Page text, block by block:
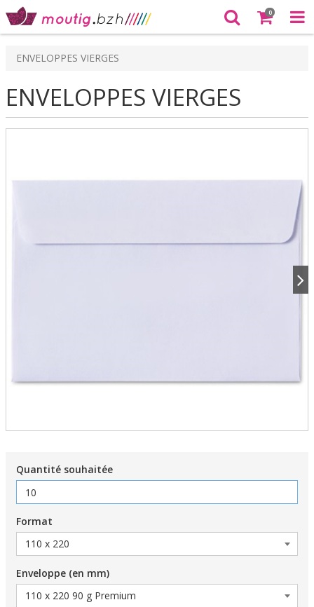
0
ENVELOPPES VIERGES
ENVELOPPES VIERGES
Quantité souhaitée
Format
Enveloppe (en mm)